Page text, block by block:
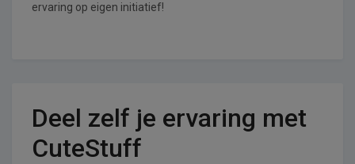
ervaring op eigen initiatief!
Deel zelf je ervaring met
CuteStuff